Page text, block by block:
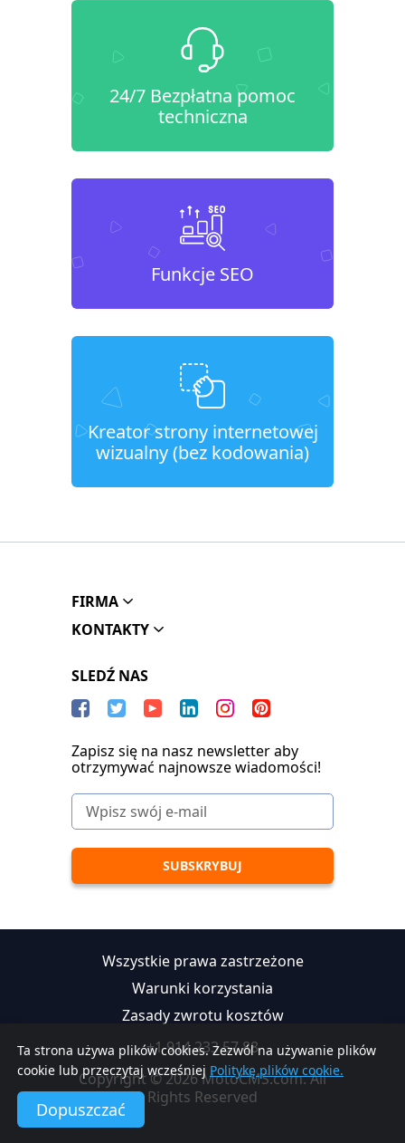
24/7 Bezpłatna pomoc
techniczna
Funkcje SEO
Kreator strony internetowej
wizualny (bez kodowania)
Ta strona używa plików cookies. Zezwól na używanie plików
cookie lub przeczytaj wcześniej Politykę plików cookie.
Dopuszczać
FIRMA
KONTAKTY
SLEDŹ NAS
Zapisz się na nasz newsletter aby
otrzymywać najnowsze wiadomości!
Wszystkie prawa zastrzeżone
Warunki korzystania
Zasady zwrotu kosztów
+1 914 233 57 88
Copyright © 2026 MotoCMS.com. All
Rights Reserved